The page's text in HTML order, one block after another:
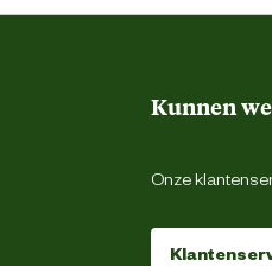
Kunnen
Onze